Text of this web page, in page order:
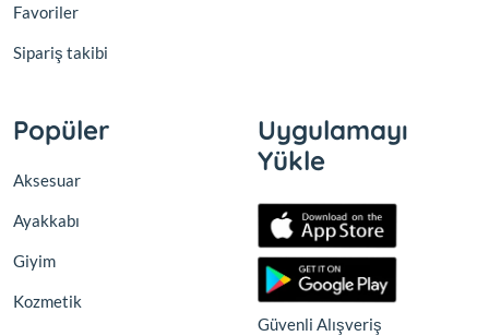
Favoriler
Sipariş takibi
Popüler
Aksesuar
Ayakkabı
Giyim
Kozmetik
Uygulamayı
Yükle
Güvenli Alışveriş